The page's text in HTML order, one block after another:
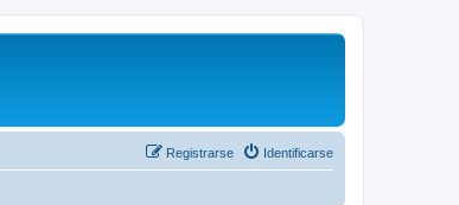
Identificarse
Registrarse